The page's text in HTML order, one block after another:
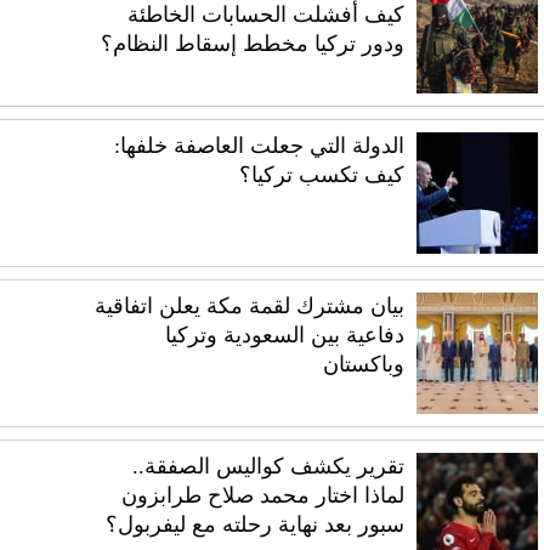
كيف أفشلت الحسابات الخاطئة
ودور تركيا مخطط إسقاط النظام؟
الدولة التي جعلت العاصفة خلفها:
كيف تكسب تركيا؟
بيان مشترك لقمة مكة يعلن اتفاقية
دفاعية بين السعودية وتركيا
وباكستان
تقرير يكشف كواليس الصفقة..
لماذا اختار محمد صلاح طرابزون
سبور بعد نهاية رحلته مع ليفربول؟